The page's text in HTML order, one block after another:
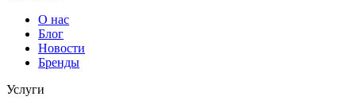
О нас
Блог
Новости
Бренды
Услуги